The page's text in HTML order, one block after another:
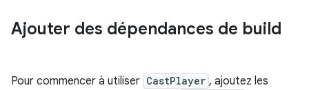
Ajouter des dépendances de build
Pour commencer à utiliser CastPlayer , ajoutez les